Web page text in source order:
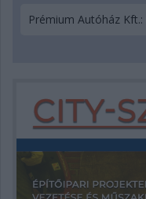
Prémium Autóház